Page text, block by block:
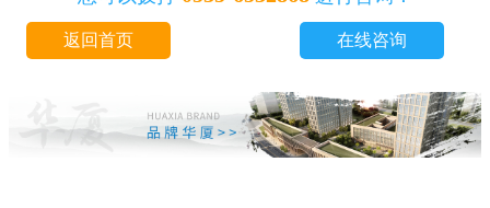
返回首页 在线咨询